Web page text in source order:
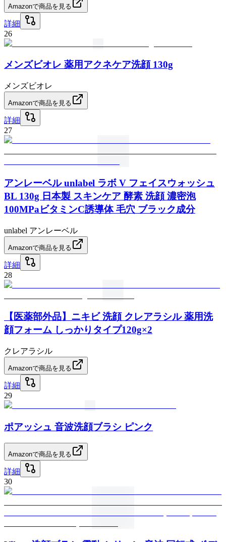
Amazonで商品を見る
詳細
26
メンズビオレ 薬用アクネケア洗顔 130g
メンズビオレ
Amazonで商品を見る
詳細
27
アンレーベル unlabel ラボ V フェイスウォッシュ
BL 130g 日本製 スキンケア 酵素 洗顔 濃密泡
100MPaビタミンC誘導体 毛穴 ブラック成分
unlabel アンレーベル
Amazonで商品を見る
詳細
28
【医薬部外品】ニキビ 洗顔 クレアラシル 薬用洗
顔フォーム しっかりタイプ120g×2
クレアラシル
Amazonで商品を見る
詳細
29
ポアッシュ 音波洗顔ブラシ ピンク
Amazonで商品を見る
詳細
30